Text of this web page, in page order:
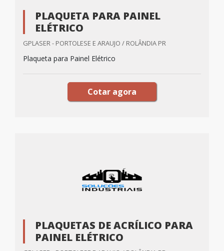
PLAQUETA PARA PAINEL
ELÉTRICO
GPLASER - PORTOLESE E ARAUJO / ROLÂNDIA PR
Plaqueta para Painel Elétrico
Cotar agora
PLAQUETAS DE ACRÍLICO PARA
PAINEL ELÉTRICO